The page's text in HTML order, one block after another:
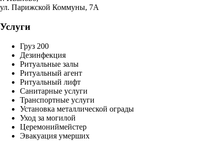
ул. Парижской Коммуны, 7А
Услуги
Груз 200
Дезинфекция
Ритуальные залы
Ритуальный агент
Ритуальный лифт
Санитарные услуги
Транспортные услуги
Установка металлической ограды
Уход за могилой
Церемониймейстер
Эвакуация умерших